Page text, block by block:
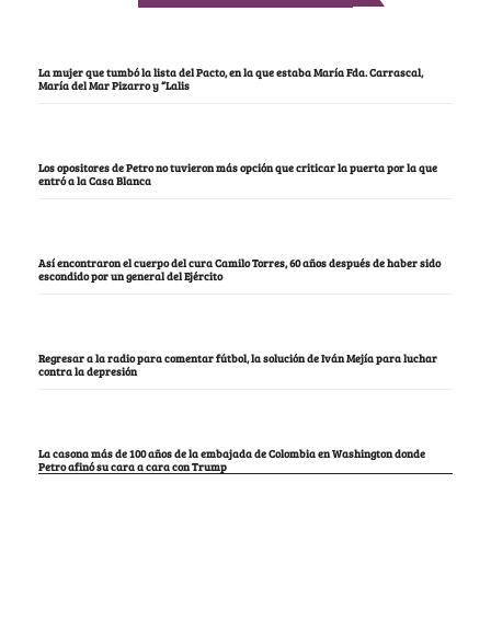
La mujer que tumbó la lista del Pacto, en la que estaba María Fda. Carrascal,
María del Mar Pizarro y “Lalis
Los opositores de Petro no tuvieron más opción que criticar la puerta por la que
entró a la Casa Blanca
Así encontraron el cuerpo del cura Camilo Torres, 60 años después de haber sido
escondido por un general del Ejército
Regresar a la radio para comentar fútbol, la solución de Iván Mejía para luchar
contra la depresión
La casona más de 100 años de la embajada de Colombia en Washington donde
Petro afinó su cara a cara con Trump